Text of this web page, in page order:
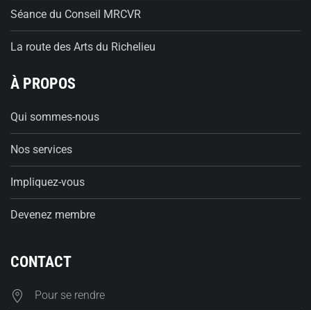
Séance du Conseil MRCVR
La route des Arts du Richelieu
À PROPOS
Qui sommes-nous
Nos services
Impliquez-vous
Devenez membre
CONTACT
Pour se rendre